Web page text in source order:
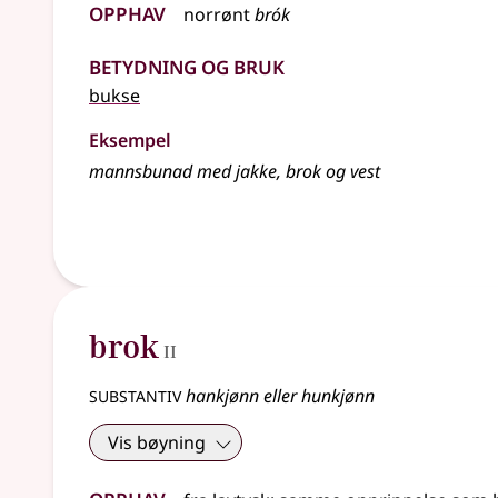
Opphav norrøntbrók
Betydning og bruk
bukse
Eksempel
mannsbunad med jakke, brok og vest
brok II
substantivhankjønn eller hunkjønn
Vis bøyning